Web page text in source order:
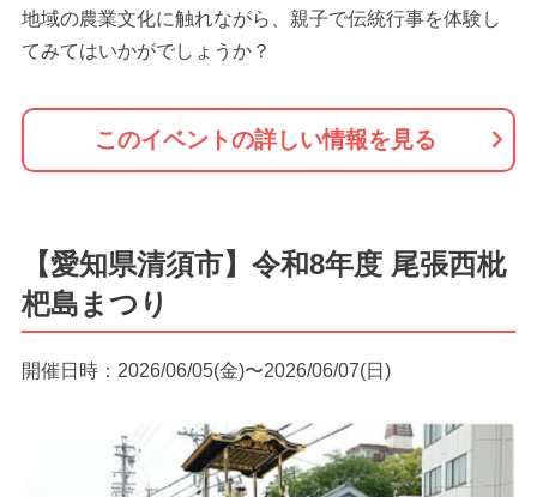
地域の農業文化に触れながら、親子で伝統行事を体験し
てみてはいかがでしょうか？
このイベントの詳しい情報を見る
【愛知県清須市】令和8年度 尾張西枇
杷島まつり
開催日時：2026/06/05(金)〜2026/06/07(日)